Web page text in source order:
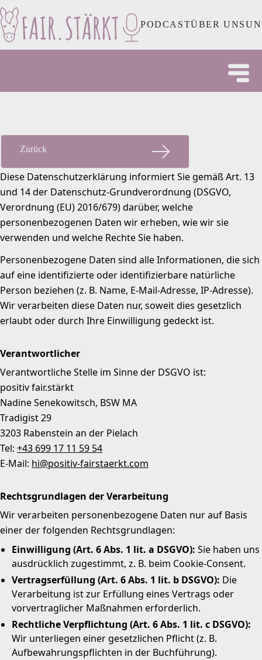
PODCASTÜBER UNS
Zurück
Datenschutzerklärung
Diese Datenschutzerklärung informiert Sie gemäß Art. 13
und 14 der Datenschutz-Grundverordnung (DSGVO,
Verordnung (EU) 2016/679) darüber, welche
personenbezogenen Daten wir erheben, wie wir sie
verwenden und welche Rechte Sie haben.
Personenbezogene Daten sind alle Informationen, die sich
auf eine identifizierte oder identifizierbare natürliche
Person beziehen (z. B. Name, E-Mail-Adresse, IP-Adresse).
Wir verarbeiten diese Daten nur, soweit dies gesetzlich
erlaubt oder durch Ihre Einwilligung gedeckt ist.
Verantwortlicher
Verantwortliche Stelle im Sinne der DSGVO ist:
positiv fair.stärkt
Nadine Senekowitsch, BSW MA
Tradigist 29
3203 Rabenstein an der Pielach
Tel: +43 699 17 11 59 54
E-Mail: hi@positiv-fairstaerkt.com
Rechtsgrundlagen der Verarbeitung
Wir verarbeiten personenbezogene Daten nur auf Basis
einer der folgenden Rechtsgrundlagen:
Einwilligung (Art. 6 Abs. 1 lit. a DSGVO): Sie haben uns
ausdrücklich zugestimmt, z. B. beim Cookie-Consent.
Vertragserfüllung (Art. 6 Abs. 1 lit. b DSGVO): Die
Verarbeitung ist zur Erfüllung eines Vertrags oder
vorvertraglicher Maßnahmen erforderlich.
Rechtliche Verpflichtung (Art. 6 Abs. 1 lit. c DSGVO):
Wir unterliegen einer gesetzlichen Pflicht (z. B.
Aufbewahrungspflichten in der Buchführung).